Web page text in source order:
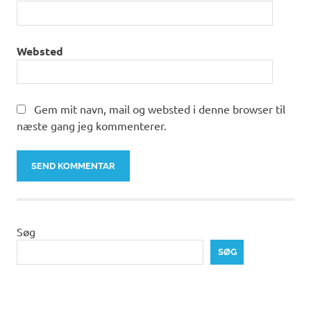
Websted
Gem mit navn, mail og websted i denne browser til
næste gang jeg kommenterer.
Søg
SØG